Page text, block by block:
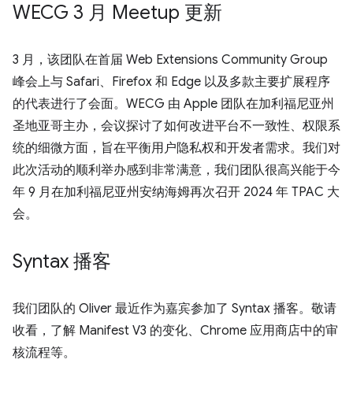
WECG 3 月 Meetup 更新
3 月，该团队在首届 Web Extensions Community Group
峰会上与 Safari、Firefox 和 Edge 以及多款主要扩展程序
的代表进行了会面。WECG 由 Apple 团队在加利福尼亚州
圣地亚哥主办，会议探讨了如何改进平台不一致性、权限系
统的细微方面，旨在平衡用户隐私权和开发者需求。我们对
此次活动的顺利举办感到非常满意，我们团队很高兴能于今
年 9 月在加利福尼亚州安纳海姆再次召开 2024 年 TPAC 大
会。
Syntax 播客
我们团队的 Oliver 最近作为嘉宾参加了 Syntax 播客。敬请
收看，了解 Manifest V3 的变化、Chrome 应用商店中的审
核流程等。